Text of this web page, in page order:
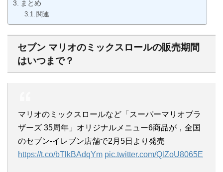
まとめ
関連
セブン マリオのミックスロールの販売期間
はいつまで？
マリオのミックスロールなど「スーパーマリオブラ
ザーズ 35周年」オリジナルメニュー6商品が，全国
のセブン‐イレブン店舗で2月5日より発売
https://t.co/bTlkBAdqYm pic.twitter.com/QlZoU8065E